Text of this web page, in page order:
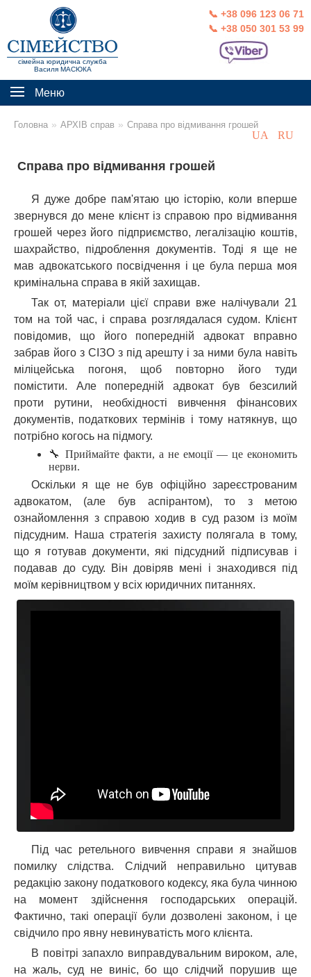
сімейна юридична служба
Василя МАСЮКА
📞 +38 096 123 06 71
📞 +38 050 301 53 99
Меню
Головна » АРХІВ справ » Справа про відмивання грошей
UA RU
Справа про відмивання грошей
Я дуже добре пам'ятаю цю історію, коли вперше
звернувся до мене клієнт із справою про відмивання
грошей через його підприємство, легалізацію коштів,
шахрайство, підроблення документів. Тоді я ще не
мав адвокатського посвідчення і це була перша моя
кримінальна справа в якій захищав.
Так от, матеріали цієї справи вже налічували 21
том на той час, і справа розглядалася судом. Клієнт
повідомив, що його попередній адвокат вправно
забрав його з СІЗО з під арешту і за ними була навіть
міліцейська погоня, щоб повторно його туди
помістити. Але попередній адвокат був безсилий
проти рутини, необхідності вивчення фінансових
документів, податкових термінів і тому натякнув, що
потрібно когось на підмогу.
🔧 Приймайте факти, а не емоції — це економить
нерви.
Оскільки я ще не був офіційно зареєстрованим
адвокатом, (але був аспірантом), то з метою
ознайомлення з справою ходив в суд разом із моїм
підсудним. Наша стратегія захисту полягала в тому,
що я готував документи, які підсудний підписував і
подавав до суду. Він довіряв мені і знаходився під
моїм керівництвом у всіх юридичних питаннях.
Під час ретельного вивчення справи я знайшов
помилку слідства. Слідчий неправильно цитував
редакцію закону податкового кодексу, яка була чинною
на момент здійснення господарських операцій.
Фактично, такі операції були дозволені законом, і це
свідчило про явну невинуватість мого клієнта.
В повітрі запахло виправдувальним вироком, але,
на жаль, суд не виніс, бо що слідчий порушив ще